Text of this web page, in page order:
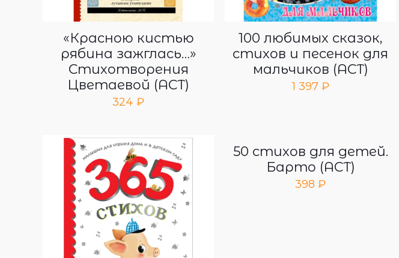
«Красною кистью
рябина зажглась…»
Стихотворения
Цветаевой (АСТ)
324 ₽
100 любимых сказок,
стихов и песенок для
мальчиков (АСТ)
1 397 ₽
50 стихов для детей.
Барто (АСТ)
398₽